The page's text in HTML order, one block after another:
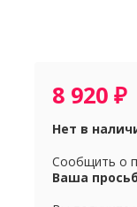
8 920 ₽
Нет в
Сообщить о
Ваша